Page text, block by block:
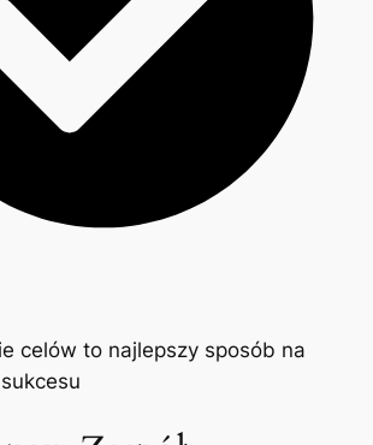
celów to najlepszy sposób na